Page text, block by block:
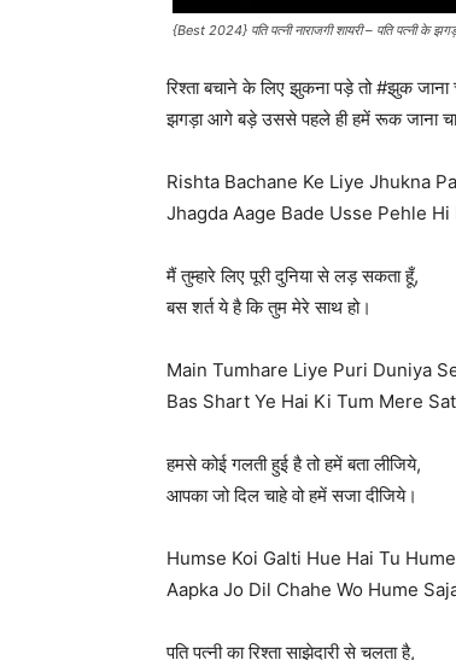
{Best 2024} पति पत्नी नाराजगी शायरी – पति पत्नी के
रिश्ता बचाने के लिए झुकना पड़े तो #झुक जाना
झगड़ा आगे बड़े उससे पहले ही हमें रूक जाना
Rishta Bachane Ke Liye Jhukna
Jhagda Aage Bade Usse Pehle
मैं तुम्हारे लिए पूरी दुनिया से लड़ सकता हूँ,
बस शर्त ये है कि तुम मेरे साथ हो।
Main Tumhare Liye Puri Duniya
Bas Shart Ye Hai Ki Tum Mere
हमसे कोई गलती हुई है तो हमें बता लीजिये,
आपका जो दिल चाहे वो हमें सजा दीजिये।
Humse Koi Galti Hue Hai Tu
Aapka Jo Dil Chahe Wo Hume
पति पत्नी का रिश्ता साझेदारी से चलता है,